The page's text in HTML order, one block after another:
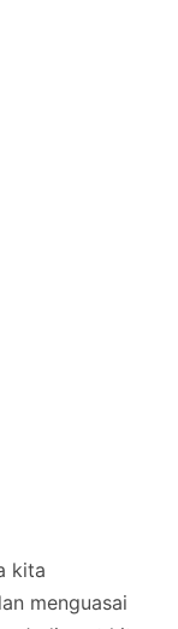
kita
menguasai